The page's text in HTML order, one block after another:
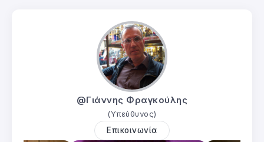
@Γιάννης Φραγκούλης
(Υπεύθυνος)
Επικοινωνία